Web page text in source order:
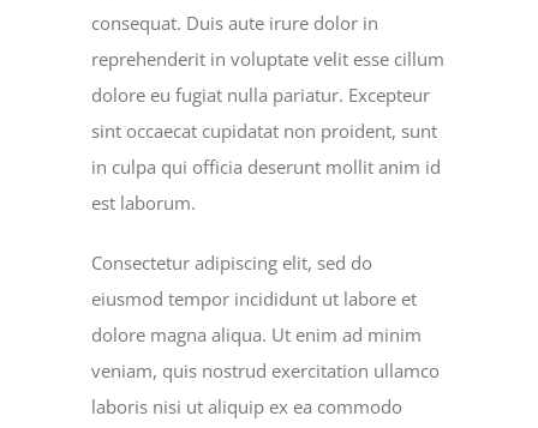
consequat. Duis aute irure dolor in
reprehenderit in voluptate velit esse cillum
dolore eu fugiat nulla pariatur. Excepteur
sint occaecat cupidatat non proident, sunt
in culpa qui officia deserunt mollit anim id
est laborum.
Consectetur adipiscing elit, sed do
eiusmod tempor incididunt ut labore et
dolore magna aliqua. Ut enim ad minim
veniam, quis nostrud exercitation ullamco
laboris nisi ut aliquip ex ea commodo